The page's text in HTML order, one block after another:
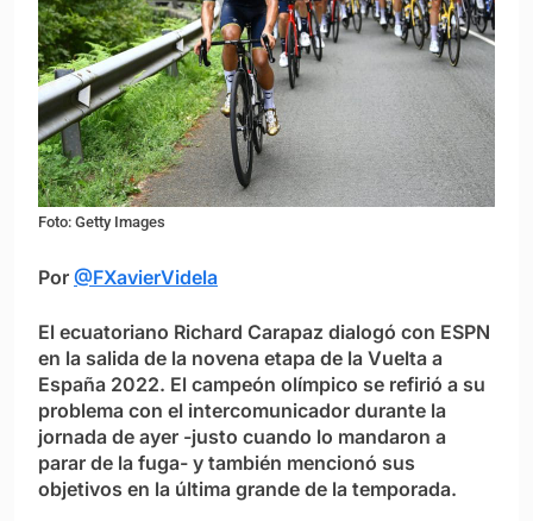
Foto: Getty Images
Por @FXavierVidela
El ecuatoriano Richard Carapaz dialogó con ESPN
en la salida de la novena etapa de la Vuelta a
España 2022. El campeón olímpico se refirió a su
problema con el intercomunicador durante la
jornada de ayer -justo cuando lo mandaron a
parar de la fuga- y también mencionó sus
objetivos en la última grande de la temporada.